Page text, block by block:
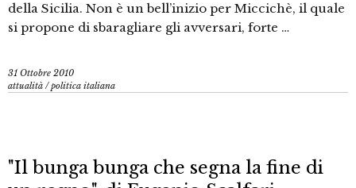
della Sicilia. Non è un bell’inizio per Miccichè, il quale
si propone di sbaragliare gli avversari, forte …
31 Ottobre 2010
attualità /politica italiana
"Il bunga bunga che segna la fine di